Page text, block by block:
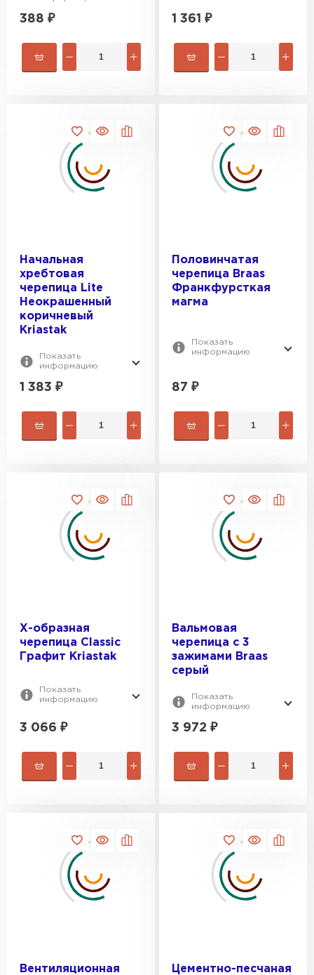
388 ₽ 1 361 ₽
Начальная
хребтовая
черепица Lite
Неокрашенный
коричневый
Kriastak
Показать
информацию
1 383 ₽
Половинчатая
черепица Braas
Франкфурсткая
магма
Показать
информацию
87 ₽
Х-образная
черепица Classic
Графит Kriastak
Показать
информацию
3 066 ₽
Вальмовая
черепица с 3
зажимами Braas
серый
Показать
информацию
3 972 ₽
Вентиляционная
Цементно-песчаная